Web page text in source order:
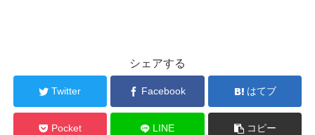
シェアする
Twitter Facebook はてブ
Pocket LINE コピー